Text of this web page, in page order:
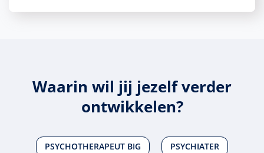
Waarin wil jij jezelf verder
ontwikkelen?
PSYCHOTHERAPEUT BIG PSYCHIATER